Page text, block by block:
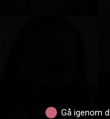
Gå igenom